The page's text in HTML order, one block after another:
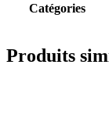
Catégories
Produits